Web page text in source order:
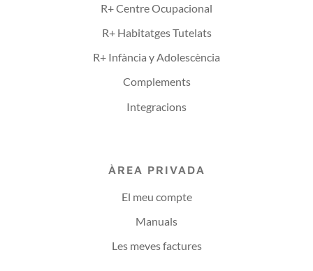
R+ Centre Ocupacional
R+ Habitatges Tutelats
R+ Infància y Adolescència
Complements
Integracions
ÀREA PRIVADA
El meu compte
Manuals
Les meves factures